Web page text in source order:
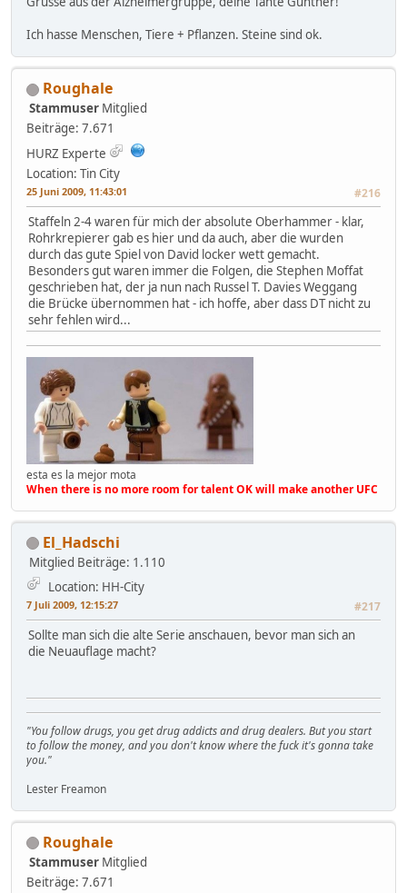
Ich hasse Menschen, Tiere + Pflanzen. Steine sind ok.
Roughale
Stammuser Mitglied
Beiträge: 7.671
HURZ Experte
Location: Tin City
25 Juni 2009, 11:43:01 #216
Staffeln 2-4 waren für mich der absolute Oberhammer - klar,
Rohrkrepierer gab es hier und da auch, aber die wurden
durch das gute Spiel von David locker wett gemacht.
Besonders gut waren immer die Folgen, die Stephen Moffat
geschrieben hat, der ja nun nach Russel T. Davies Weggang
die Brücke übernommen hat - ich hoffe, aber dass DT nicht zu
sehr fehlen wird...
esta es la mejor mota
When there is no more room for talent OK will make another UFC
El_Hadschi
Mitglied Beiträge: 1.110
Location: HH-City
7 Juli 2009, 12:15:27 #217
Sollte man sich die alte Serie anschauen, bevor man sich an
die Neuauflage macht?
"You follow drugs, you get drug addicts and drug dealers. But you start
to follow the money, and you don't know where the fuck it's gonna take
you."
Lester Freamon
Roughale
Stammuser Mitglied
Beiträge: 7.671